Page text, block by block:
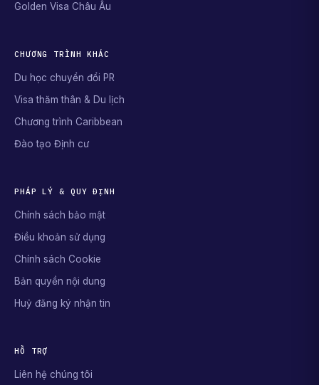
Golden Visa Châu Âu
CHƯƠNG TRÌNH KHÁC
Du học chuyển đổi PR
Visa thăm thân & Du lịch
Chương trình Caribbean
Đào tạo Định cư
PHÁP LÝ & QUY ĐỊNH
Chính sách bảo mật
Điều khoản sử dụng
Chính sách Cookie
Bản quyền nội dung
Huỷ đăng ký nhận tin
HỖ TRỢ
Liên hệ chúng tôi